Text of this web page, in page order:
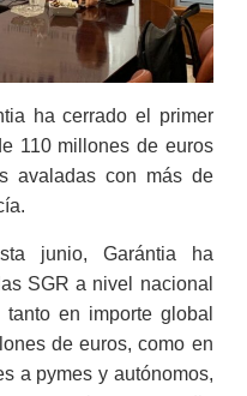
ha cerrado el primer
110 millones de euros
avaladas con más de
junio, Garántia ha
SGR a nivel nacional
en importe global
de euros, como en
a pymes y autónomos,